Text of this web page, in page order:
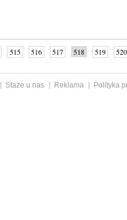
515 516 517 518 519
520
Staże u nas Reklama
Polityka